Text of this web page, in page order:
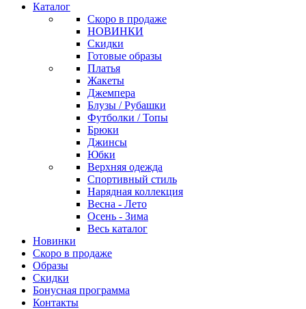
Каталог
Скоро в продаже
НОВИНКИ
Скидки
Готовые образы
Платья
Жакеты
Джемпера
Блузы / Рубашки
Футболки / Топы
Брюки
Джинсы
Юбки
Верхняя одежда
Спортивный стиль
Нарядная коллекция
Весна - Лето
Осень - Зима
Весь каталог
Новинки
Скоро в продаже
Образы
Скидки
Бонусная программа
Контакты